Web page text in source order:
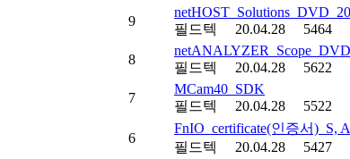
9
필드텍
20.04.28 5464
8
필드텍
20.04.28 5622
7
MCam40_SDK
필드텍
20.04.28 5522
6
FnIO_certificate(인증서)_S,
필드텍
20.04.28 5427